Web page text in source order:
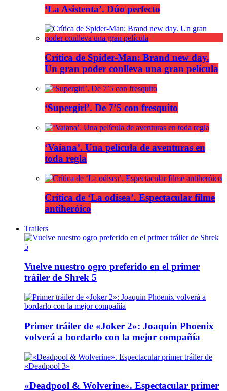
‘La Asistenta’. Dúo perfecto
Crítica de Spider-Man: Brand new day.
Un gran poder conlleva una gran película
‘Supergirl’. De 7’5 con fresquito
‘Vaiana’. Una película de aventuras en
toda regla
Crítica de ‘La odisea’. Espectacular filme
antiheróico
Trailers
Vuelve nuestro ogro preferido en el primer
tráiler de Shrek 5
Primer tráiler de «Joker 2»: Joaquin Phoenix
volverá a bordarlo con la mejor compañía
«Deadpool & Wolverine». Espectacular primer